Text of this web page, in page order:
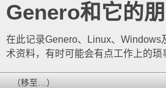
Genero和它的
在此记录Genero、Linux、Windows
术资料，有时可能会有点工作上的